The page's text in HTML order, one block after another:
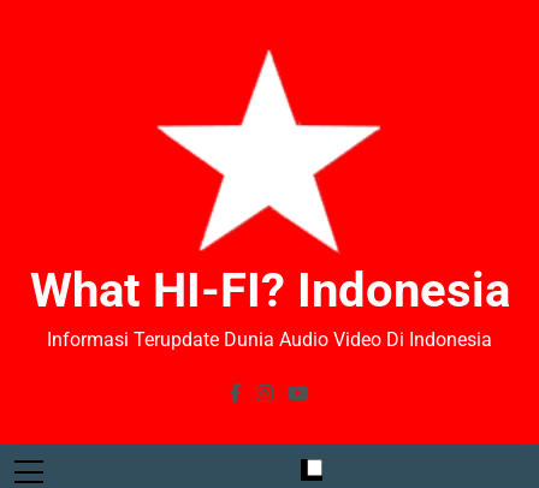
What HI-FI? Indonesia
Informasi Terupdate Dunia Audio Video Di Indonesia